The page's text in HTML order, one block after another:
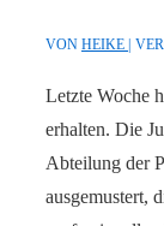
VON HEIKE
Letzte Woche
erhalten. Die
Abteilung der
ausgemustert,